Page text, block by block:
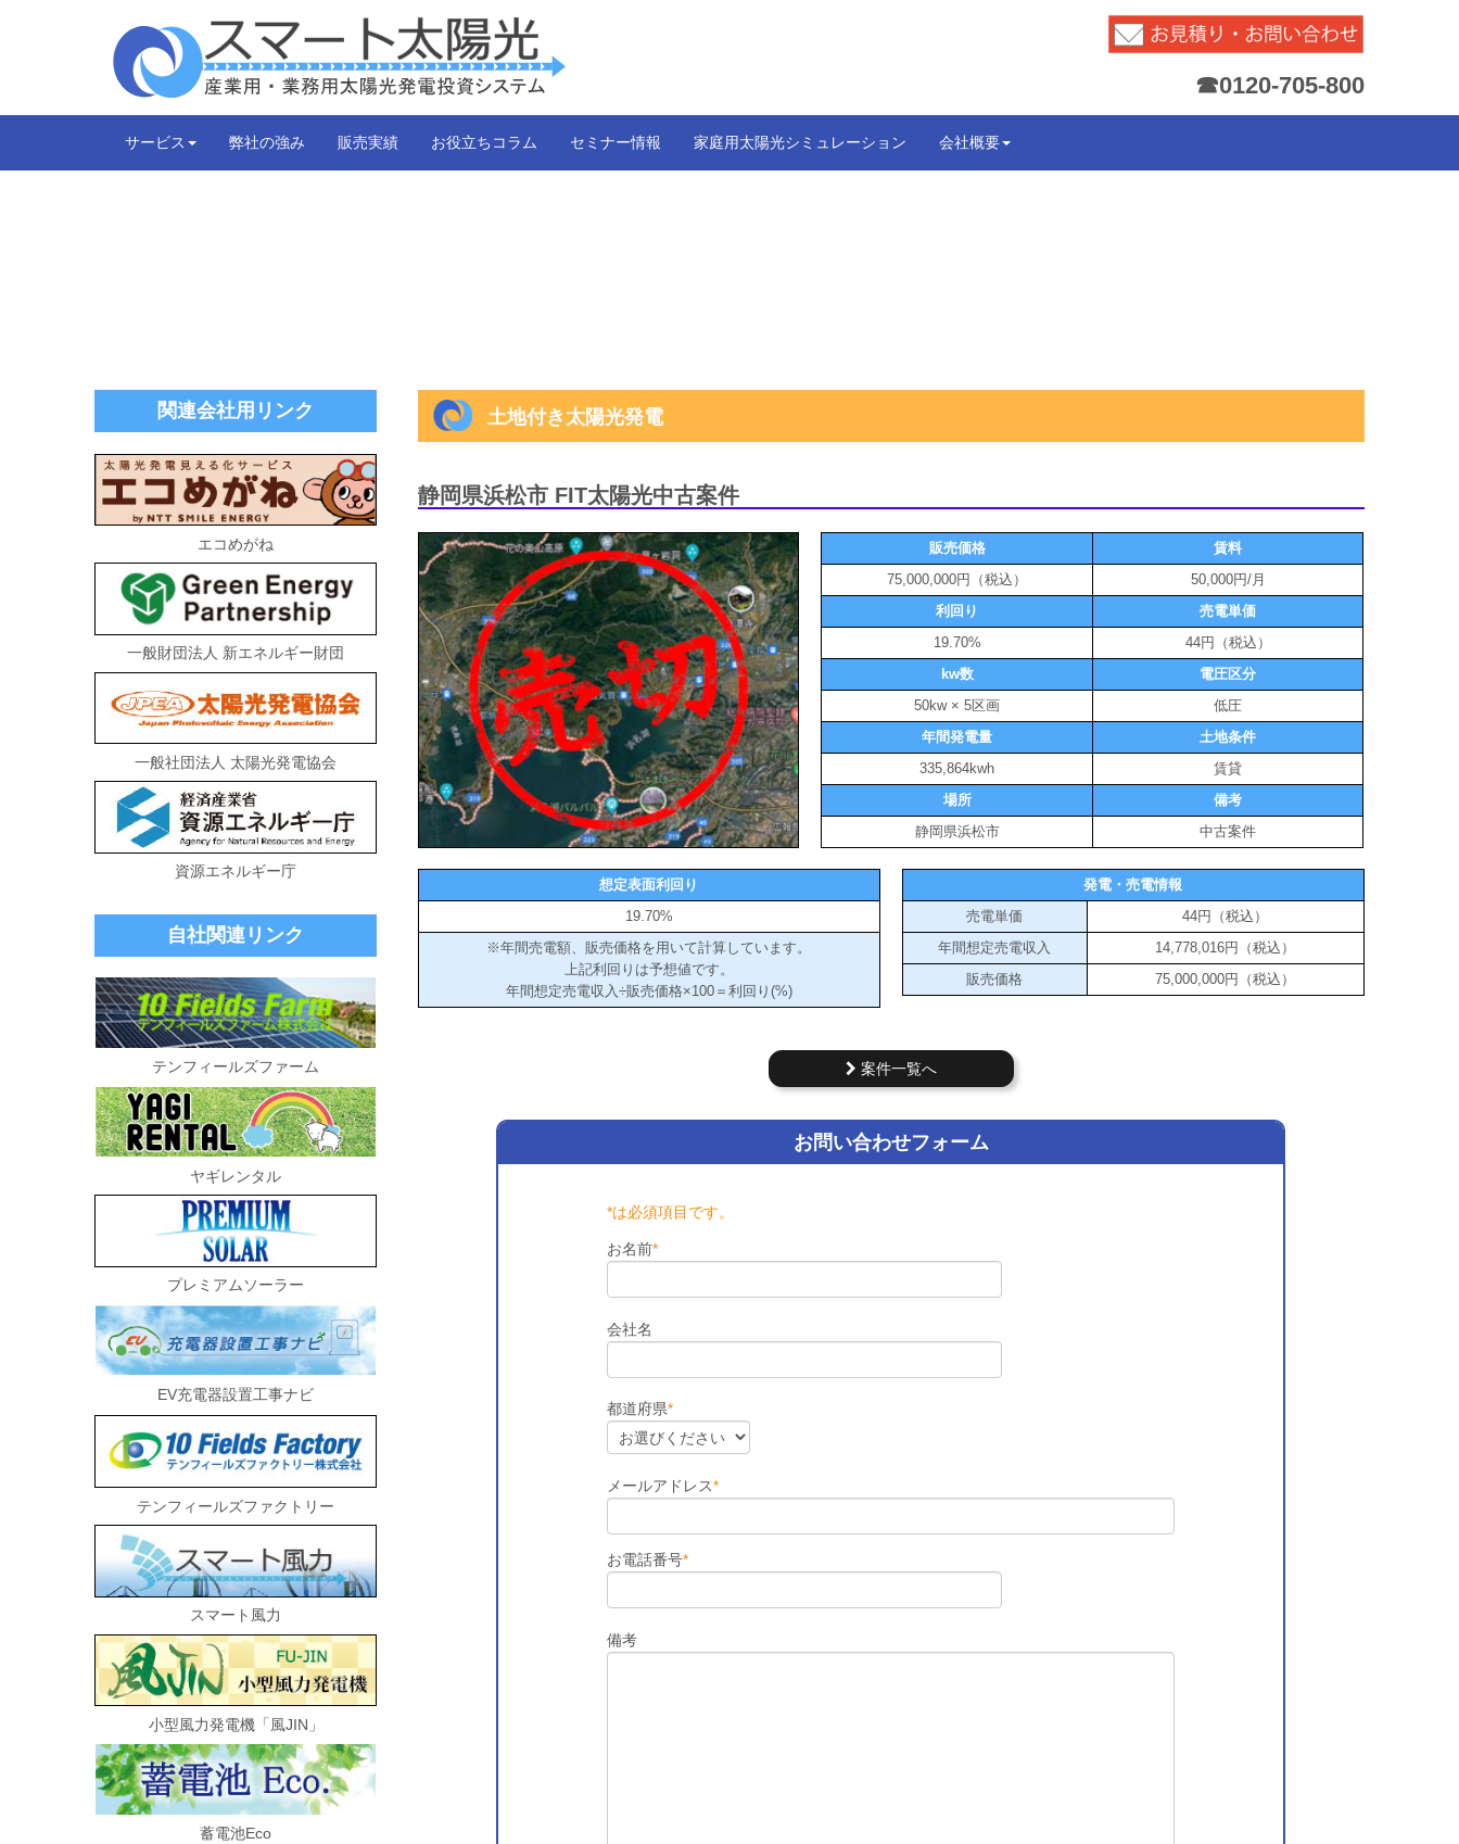
☎0120-705-800
サービス 弊社の強み 販売実績 お役立ちコラム セミナー情報 家庭用太陽光シミュレーション 会社概要
土地付き太陽光発電
静岡県浜松市 FIT太陽光中古案件
販売価格
賃料
75,000,000円（税込）
50,000円/月
利回り
売電単価
19.70%
44円（税込）
kw数
電圧区分
50kw × 5区画
低圧
年間発電量
土地条件
335,864kwh
賃貸
場所
備考
静岡県浜松市
中古案件
想定表面利回り
19.70%
※年間売電額、販売価格を用いて計算しています。
上記利回りは予想値です。
年間想定売電収入÷販売価格×100＝利回り(%)
発電・売電情報
売電単価
44円（税込）
年間想定売電収入
14,778,016円（税込）
販売価格
75,000,000円（税込）
案件一覧へ
お問い合わせフォーム
*は必須項目です。
お名前*
会社名
都道府県*
メールアドレス*
お電話番号*
備考
関連会社用リンク
エコめがね
一般財団法人 新エネルギー財団
一般社団法人 太陽光発電協会
資源エネルギー庁
自社関連リンク
テンフィールズファーム
ヤギレンタル
プレミアムソーラー
EV充電器設置工事ナビ
テンフィールズファクトリー
スマート風力
小型風力発電機「風JIN」
蓄電池Eco